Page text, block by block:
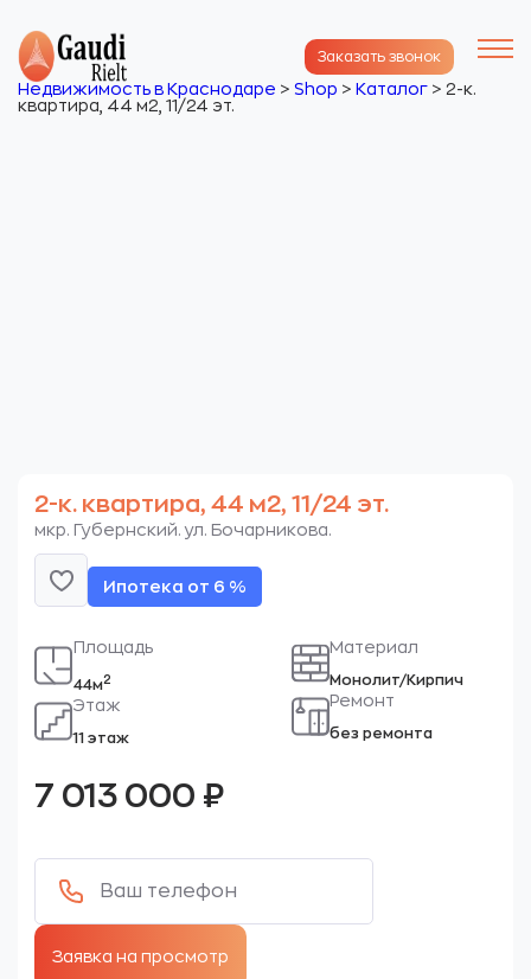
Заказать звонок
Недвижимость в Краснодаре > Shop > Каталог > 2-к.
квартира, 44 м2, 11/24 эт.
2-к. квартира, 44 м2, 11/24 эт.
мкр. Губернский. ул. Бочарникова.
Ипотека от 6 %
Площадь
44м2
Этаж
11 этаж
Материал
Монолит/Кирпич
Ремонт
без ремонта
7 013 000 ₽